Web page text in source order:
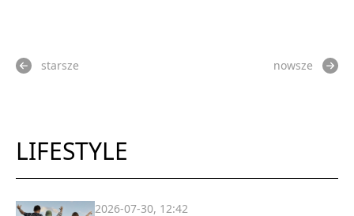
starsze nowsze
LIFESTYLE
2026-07-30, 12:42